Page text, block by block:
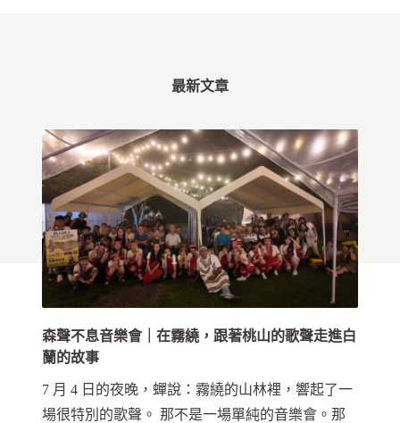
最新文章
森聲不息音樂會｜在霧繞，跟著桃山的歌聲走進白
蘭的故事
7 月 4 日的夜晚，蟬說：霧繞的山林裡，響起了一
場很特別的歌聲。 那不是一場單純的音樂會。那